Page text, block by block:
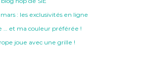
: les exclusivités en ligne
… et ma couleur préférée !
joue avec une grille !